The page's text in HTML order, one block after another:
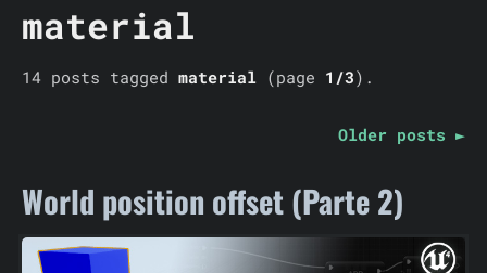
material
14 posts tagged material (page 1/3).
Older posts ►
World position offset (Parte 2)